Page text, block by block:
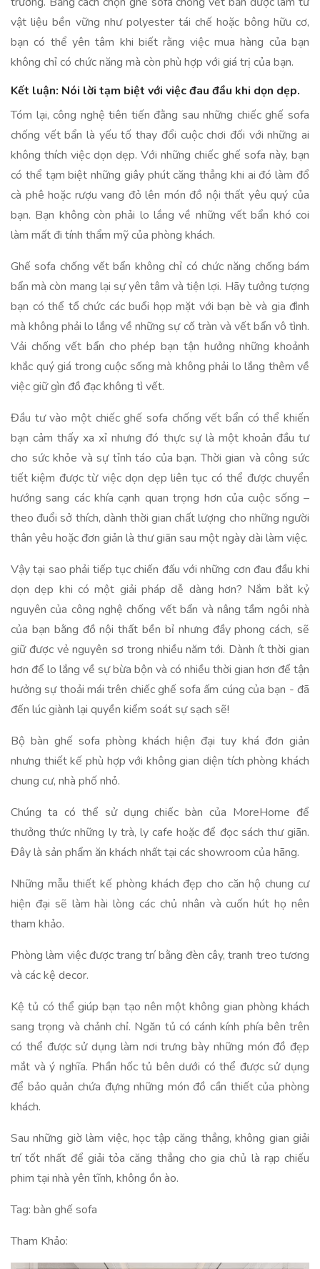
vật liệu bền vững như polyester tái chế hoặc bông hữu cơ,
bạn có thể yên tâm khi biết rằng việc mua hàng của bạn
không chỉ có chức năng mà còn phù hợp với giá trị của bạn.
Kết luận: Nói lời tạm biệt với việc đau đầu khi dọn dẹp.
Tóm lại, công nghệ tiên tiến đằng sau những chiếc ghế sofa
chống vết bẩn là yếu tố thay đổi cuộc chơi đối với những ai
không thích việc dọn dẹp. Với những chiếc ghế sofa này, bạn
có thể tạm biệt những giây phút căng thẳng khi ai đó làm đổ
cà phê hoặc rượu vang đỏ lên món đồ nội thất yêu quý của
bạn. Bạn không còn phải lo lắng về những vết bẩn khó coi
làm mất đi tính thẩm mỹ của phòng khách.
Ghế sofa chống vết bẩn không chỉ có chức năng chống bám
bẩn mà còn mang lại sự yên tâm và tiện lợi. Hãy tưởng tượng
bạn có thể tổ chức các buổi họp mặt với bạn bè và gia đình
mà không phải lo lắng về những sự cố tràn và vết bẩn vô tình.
Vải chống vết bẩn cho phép bạn tận hưởng những khoảnh
khắc quý giá trong cuộc sống mà không phải lo lắng thêm về
việc giữ gìn đồ đạc không tì vết.
Đầu tư vào một chiếc ghế sofa chống vết bẩn có thể khiến
bạn cảm thấy xa xỉ nhưng đó thực sự là một khoản đầu tư
cho sức khỏe và sự tỉnh táo của bạn. Thời gian và công sức
tiết kiệm được từ việc dọn dẹp liên tục có thể được chuyển
hướng sang các khía cạnh quan trọng hơn của cuộc sống –
theo đuổi sở thích, dành thời gian chất lượng cho những người
thân yêu hoặc đơn giản là thư giãn sau một ngày dài làm việc.
Vậy tại sao phải tiếp tục chiến đấu với những cơn đau đầu khi
dọn dẹp khi có một giải pháp dễ dàng hơn? Nắm bắt kỷ
nguyên của công nghệ chống vết bẩn và nâng tầm ngôi nhà
của bạn bằng đồ nội thất bền bỉ nhưng đầy phong cách, sẽ
giữ được vẻ nguyên sơ trong nhiều năm tới. Dành ít thời gian
hơn để lo lắng về sự bừa bộn và có nhiều thời gian hơn để tận
hưởng sự thoải mái trên chiếc ghế sofa ấm cúng của bạn - đã
đến lúc giành lại quyền kiểm soát sự sạch sẽ!
Bộ bàn ghế sofa phòng khách hiện đại tuy khá đơn giản
nhưng thiết kế phù hợp với không gian diện tích phòng khách
chung cư, nhà phố nhỏ.
Chúng ta có thể sử dụng chiếc bàn của MoreHome để
thưởng thức những ly trà, ly cafe hoặc để đọc sách thư giãn.
Đây là sản phẩm ăn khách nhất tại các showroom của hãng.
Những mẫu thiết kế phòng khách đẹp cho căn hộ chung cư
hiện đại sẽ làm hài lòng các chủ nhân và cuốn hút họ nên
tham khảo.
Phòng làm việc được trang trí bằng đèn cây, tranh treo tương
và các kệ decor.
Kệ tủ có thể giúp bạn tạo nên một không gian phòng khách
sang trọng và chảnh chỉ. Ngăn tủ có cánh kính phía bên trên
có thể được sử dụng làm nơi trưng bày những món đồ đẹp
mắt và ý nghĩa. Phần hốc tủ bên dưới có thể được sử dụng
để bảo quản chứa đựng những món đồ cần thiết của phòng
khách.
Sau những giờ làm việc, học tập căng thẳng, không gian giải
trí tốt nhất để giải tỏa căng thẳng cho gia chủ là rạp chiếu
phim tại nhà yên tĩnh, không ồn ào.
Tag: bàn ghế sofa
Tham Khảo: